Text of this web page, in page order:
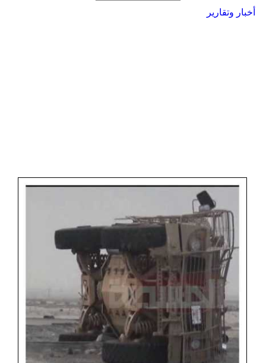
أخبار وتقارير